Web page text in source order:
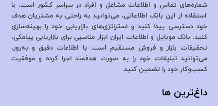
شماره‌های تماس و اطلاعات مشاغل و افراد در سراسر کشور است. با
استفاده از این بانک اطلاعاتی، می‌توانید به راحتی به مشتریان هدف
خود دسترسی پیدا کنید و استراتژی‌های بازاریابی خود را بهینه‌سازی
کنید. بانک موبایل و اطلاعات ایران ابزار مناسبی برای بازاریابی پیامکی،
تحقیقات بازار و فروش مستقیم است. با اطلاعات دقیق و به‌روز،
می‌توانید تبلیغات خود را به صورت هدفمند اجرا کرده و موفقیت
کسب‌وکار خود را تضمین کنید.
داغ‌ترین ها